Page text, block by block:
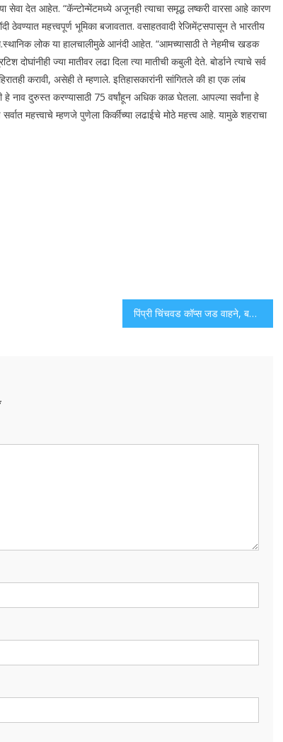
सेवा देत आहेत. “कॅन्टोन्मेंटमध्ये अजूनही त्याचा समृद्ध लष्करी वारसा आहे कारण
ठेवण्यात महत्त्वपूर्ण भूमिका बजावतात. वसाहतवादी रेजिमेंट्सपासून ते भारतीय
स्थानिक लोक या हालचालीमुळे आनंदी आहेत. “आमच्यासाठी ते नेहमीच खडक
दोघांनीही ज्या मातीवर लढा दिला त्या मातीची कबुली देते. बोर्डाने त्याचे सर्व
करावी, असेही ते म्हणाले. इतिहासकारांनी सांगितले की हा एक लांब
नाव दुरुस्त करण्यासाठी 75 वर्षांहून अधिक काळ घेतला. आपल्या सर्वांना हे
महत्त्वाचे म्हणजे पुणेला किर्कीच्या लढाईचे मोठे महत्त्व आहे. यामुळे शहराचा
पिंप्री चिंचवड कॉप्स जड वाहने, बसेस फ्लॉटिंग नियमांवर क्रॅक करतात; ऑगस्टमध्ये दंडाद्वारे 1.6 कोटी रुपये कमवा पुणे न्यूज